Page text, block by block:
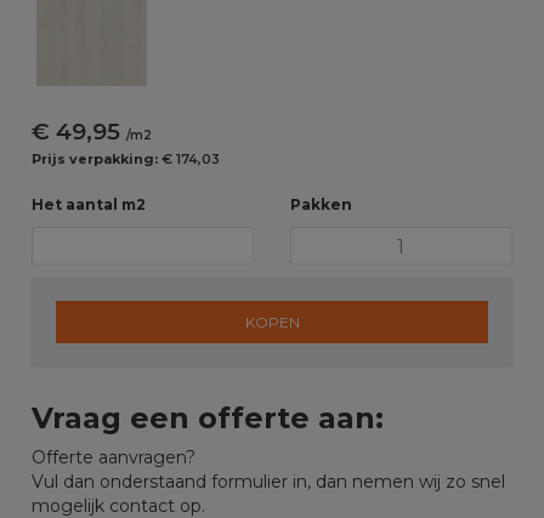
€ 49,95/m2
Prijs verpakking: € 174,03
Het aantal m2 Pakken
KOPEN
Vraag een offerte aan:
Offerte aanvragen?
Vul dan onderstaand formulier in, dan nemen wij zo snel
mogelijk contact op.